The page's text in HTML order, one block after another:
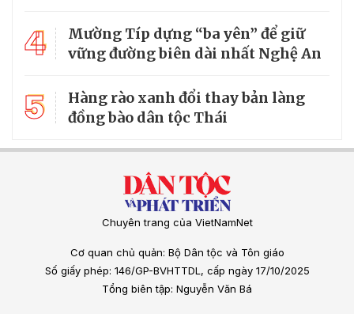
4
Mường Típ dựng “ba yên” để giữ
vững đường biên dài nhất Nghệ An
5
Hàng rào xanh đổi thay bản làng
đồng bào dân tộc Thái
Chuyên trang của VietNamNet
Cơ quan chủ quản: Bộ Dân tộc và Tôn giáo
Số giấy phép: 146/GP-BVHTTDL, cấp ngày 17/10/2025
Tổng biên tập: Nguyễn Văn Bá